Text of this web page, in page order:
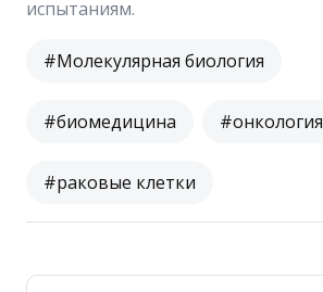
испытаниям.
#Молекулярная биология
#биомедицина #онкология
#раковые клетки